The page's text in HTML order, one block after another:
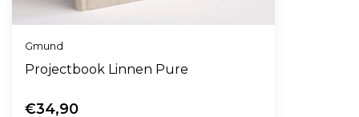
Gmund
Projectbook Linnen Pure
€34,90